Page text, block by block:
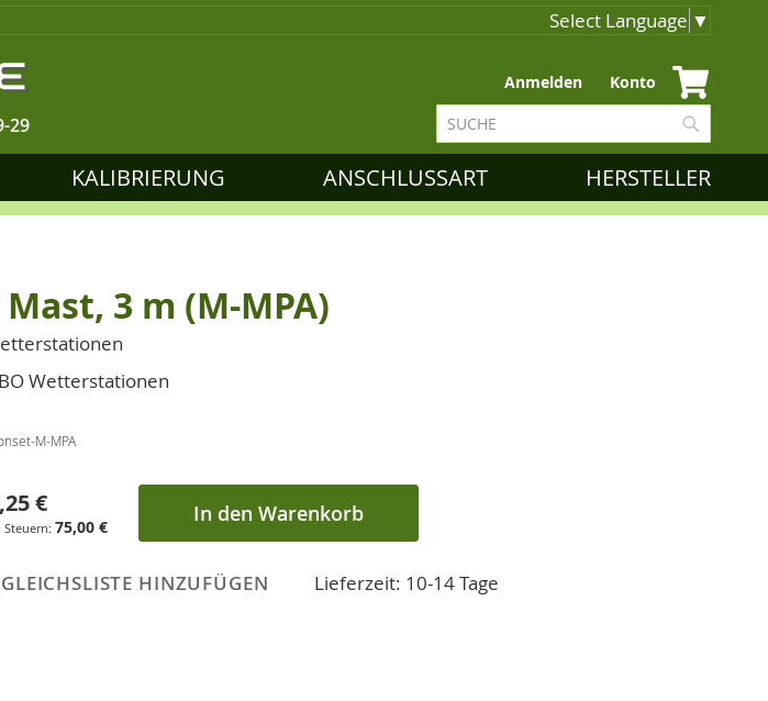
Select Language ▼
29
Zum
Inhalt
springen
Anmelden Konto
Suche
KALIBRIERUNG ANSCHLUSSART HERSTELLER
Mast, 3 m (M-MPA)
Wetterstationen
M-MPA
€
75,00 € In den Warenkorb
HINZUFÜGEN Lieferzeit: 10-14 Tage